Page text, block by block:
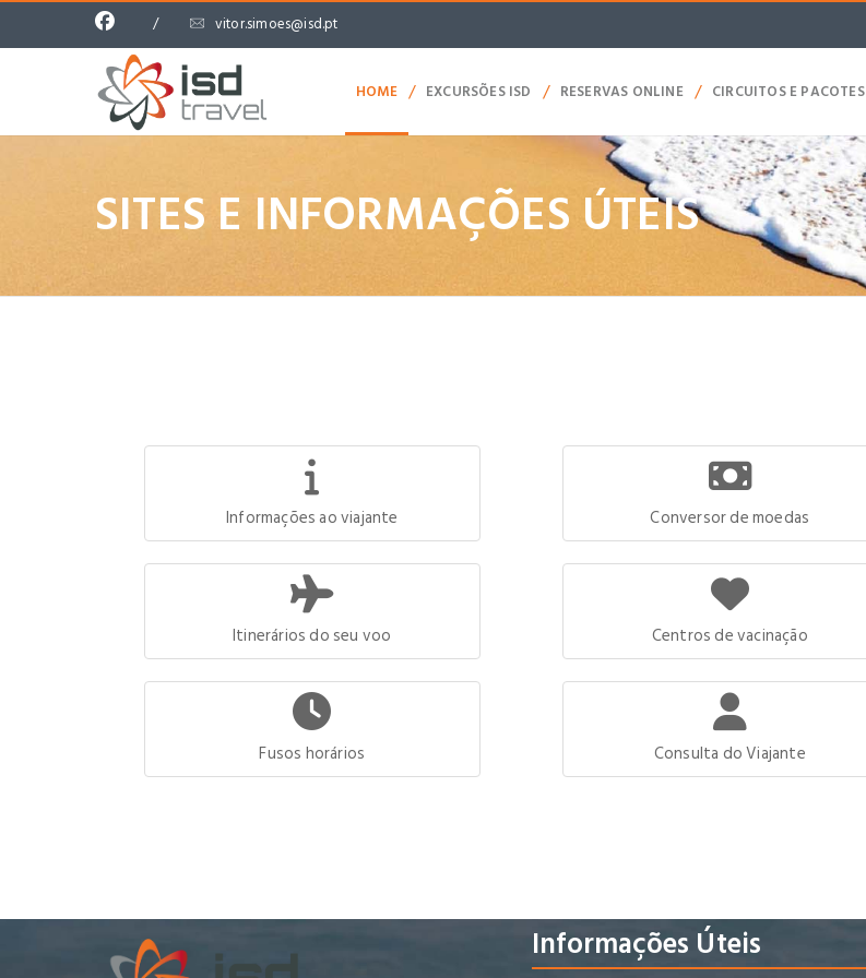
/ vitor.simoes@isd.pt
HOME / EXCURSÕES ISD / RESERVAS ONLINE / CIRCUITOS E PACOTES
SITES E INFORMAÇÕES ÚTEIS
Informações ao viajante Conversor de moedas
Itinerários do seu voo Centros de vacinação
Fusos horários Consulta do Viajante
Informações Úteis